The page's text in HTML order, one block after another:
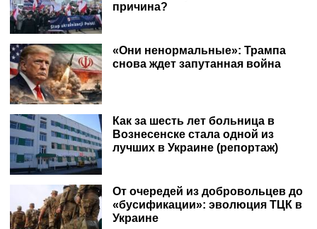
причина?
«Они ненормальные»: Трампа
снова ждет запутанная война
Как за шесть лет больница в
Вознесенске стала одной из
лучших в Украине (репортаж)
От очередей из добровольцев до
«бусификации»: эволюция ТЦК в
Украине